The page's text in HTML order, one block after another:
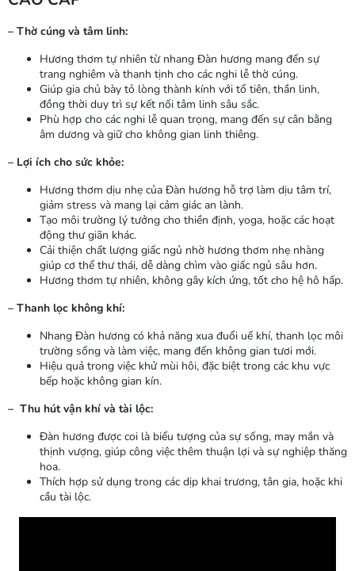
– Thờ cúng và tâm linh:
Hương thơm tự nhiên từ nhang Đàn hương mang đến sự
trang nghiêm và thanh tịnh cho các nghi lễ thờ cúng.
Giúp gia chủ bày tỏ lòng thành kính với tổ tiên, thần linh,
đồng thời duy trì sự kết nối tâm linh sâu sắc.
Phù hợp cho các nghi lễ quan trọng, mang đến sự cân bằng
âm dương và giữ cho không gian linh thiêng.
– Lợi ích cho sức khỏe:
Hương thơm dịu nhẹ của Đàn hương hỗ trợ làm dịu tâm trí,
giảm stress và mang lại cảm giác an lành.
Tạo môi trường lý tưởng cho thiền định, yoga, hoặc các hoạt
động thư giãn khác.
Cải thiện chất lượng giấc ngủ nhờ hương thơm nhẹ nhàng
giúp cơ thể thư thái, dễ dàng chìm vào giấc ngủ sâu hơn.
Hương thơm tự nhiên, không gây kích ứng, tốt cho hệ hô hấp.
– Thanh lọc không khí:
Nhang Đàn hương có khả năng xua đuổi uế khí, thanh lọc môi
trường sống và làm việc, mang đến không gian tươi mới.
Hiệu quả trong việc khử mùi hôi, đặc biệt trong các khu vực
bếp hoặc không gian kín.
– Thu hút vận khí và tài lộc:
Đàn hương được coi là biểu tượng của sự sống, may mắn và
thịnh vượng, giúp công việc thêm thuận lợi và sự nghiệp thăng
hoa.
Thích hợp sử dụng trong các dịp khai trương, tân gia, hoặc khi
cầu tài lộc.